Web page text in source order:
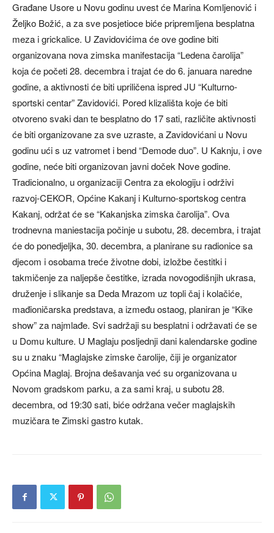
Građane Usore u Novu godinu uvest će Marina Komljenović i
Željko Božić, a za sve posjetioce biće pripremljena besplatna
meza i grickalice. U Zavidovićima će ove godine biti
organizovana nova zimska manifestacija “Ledena čarolija”
koja će početi 28. decembra i trajat će do 6. januara naredne
godine, a aktivnosti će biti upriličena ispred JU “Kulturno-
sportski centar” Zavidovići. Pored klizališta koje će biti
otvoreno svaki dan te besplatno do 17 sati, različite aktivnosti
će biti organizovane za sve uzraste, a Zavidovićani u Novu
godinu ući s uz vatromet i bend “Demode duo”. U Kaknju, i ove
godine, neće biti organizovan javni doček Nove godine.
Tradicionalno, u organizaciji Centra za ekologiju i održivi
razvoj-CEKOR, Općine Kakanj i Kulturno-sportskog centra
Kakanj, održat će se “Kakanjska zimska čarolija”. Ova
trodnevna maniestacija počinje u subotu, 28. decembra, i trajat
će do ponedjeljka, 30. decembra, a planirane su radionice sa
djecom i osobama treće životne dobi, izložbe čestitki i
takmičenje za naljepše čestitke, izrada novogodišnjih ukrasa,
druženje i slikanje sa Deda Mrazom uz topli čaj i kolačiće,
mađioničarska predstava, a između ostaog, planiran je “Kike
show” za najmlađe. Svi sadržaji su besplatni i održavati će se
u Domu kulture. U Maglaju posljednji dani kalendarske godine
su u znaku “Maglajske zimske čarolije, čiji je organizator
Općina Maglaj. Brojna dešavanja već su organizovana u
Novom gradskom parku, a za sami kraj, u subotu 28.
decembra, od 19:30 sati, biće održana večer maglajskih
muzičara te Zimski gastro kutak.